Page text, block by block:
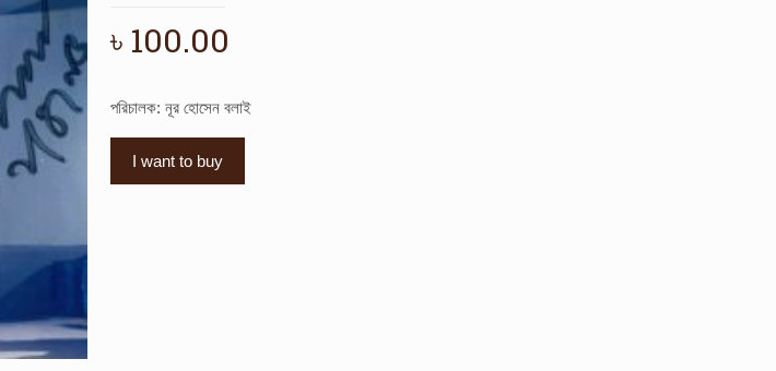
৳ 100.00
পরিচালক: নূর হোসেন বলাই
I want to buy